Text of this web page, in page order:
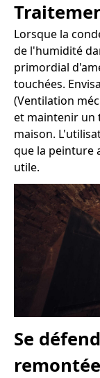
Lorsque la
de l'humidité
primordial
touchées.
(Ventilation
et maintenir un
maison.
que la peinture
utile.
Se